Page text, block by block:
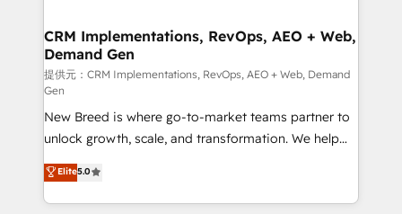
の統合・浸透・変革管理を実行します。 ▸ CMS戦略設
計・構築：リード獲得・CVR・SEOを前提にした情報設
計・導線設計・テンプレート設計をContent Hubで一体
提供。 ▸ 既存CRM・MAからの移行支援：Salesforce・
Marketo・Pardot等からの移行、カスタム設計、履歴
データ移行と活用設計まで。 ▸ AEO対応：ChatGPT・
ンツとサイト構造を最適化。 🏆 なぜ100incを選ぶの
か？ ✓ HubSpot Eliteパートナー認定 ✓ HubSpotアワ
trainers to drive platform adoption. 📈 Revenue
Generation - Full-funnel marketing and high-
performance advertising via Point Success Media. -
Expert deployment of Breeze AI and custom agents
to automate growth. 🏆 Elite Excellence - 8 platform
accreditations and deep HIPAA-compliance
expertise. - A team of 250+ experts dedicated to
your resilient growth.
CRM Implementations, RevOps, AEO + Web,
Demand Gen
提供元：CRM Implementations, RevOps, AEO + Web, Demand
Gen
New Breed is where go-to-market teams partner to
unlock growth, scale, and transformation. We help
companies activate HubSpot’s AI-powered
customer platform and operationalize HubSpot’s
Loop Marketing framework through expert-led
Elite5.0